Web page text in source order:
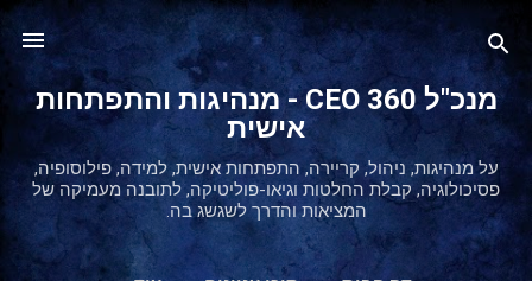
דילוג לתוכן הראשי
מנכ"ל 360 CEO - מנהיגות והתפתחות
אישית
על מנהיגות, ניהול, קריירה, התפתחות אישית, למידה, פילוסופיה,
פסיכולוגיה, קבלת החלטות וגיאו-פוליטיקה, לתובנה מעמיקה של
המציאות והדרך לשגשג בה.